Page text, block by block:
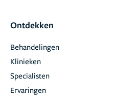
Ontdekken
Behandelingen
Klinieken
Specialisten
Ervaringen